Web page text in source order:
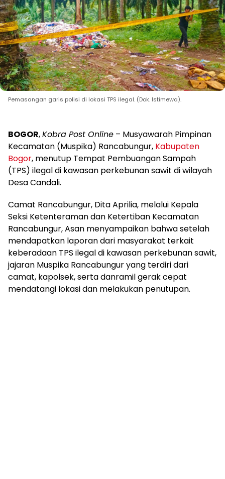
Pemasangan garis polisi di lokasi TPS ilegal. (Dok. Istimewa).
BOGOR,Kobra Post Online – Musyawarah Pimpinan
Kecamatan (Muspika) Rancabungur, Kabupaten
Bogor, menutup Tempat Pembuangan Sampah
(TPS) ilegal di kawasan perkebunan sawit di wilayah
Desa Candali.
Camat Rancabungur, Dita Aprilia, melalui Kepala
Seksi Ketenteraman dan Ketertiban Kecamatan
Rancabungur, Asan menyampaikan bahwa setelah
mendapatkan laporan dari masyarakat terkait
keberadaan TPS ilegal di kawasan perkebunan sawit,
jajaran Muspika Rancabungur yang terdiri dari
camat, kapolsek, serta danramil gerak cepat
mendatangi lokasi dan melakukan penutupan.